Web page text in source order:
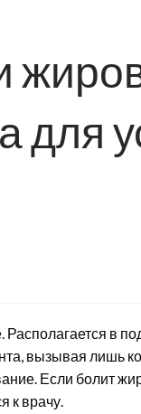
для
в
вызывая лишь
Если болит
к врачу.